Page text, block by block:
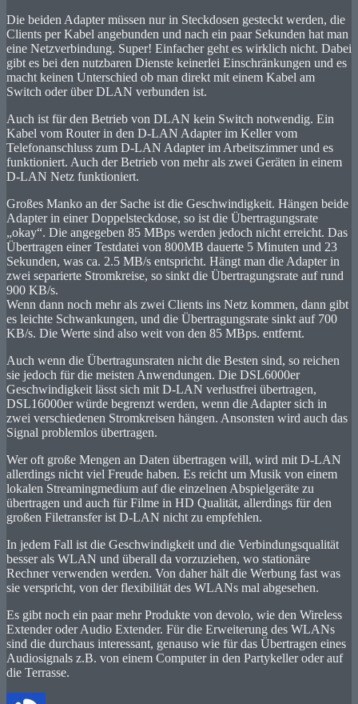
Die beiden Adapter müssen nur in Steckdosen gesteckt werden, die
Clients per Kabel angebunden und nach ein paar Sekunden hat man
eine Netzverbindung. Super! Einfacher geht es wirklich nicht. Dabei
gibt es bei den nutzbaren Dienste keinerlei Einschränkungen und es
macht keinen Unterschied ob man direkt mit einem Kabel am
Switch oder über DLAN verbunden ist.
Auch ist für den Betrieb von DLAN kein Switch notwendig. Ein
Kabel vom Router in den D-LAN Adapter im Keller vom
Telefonanschluss zum D-LAN Adapter im Arbeitszimmer und es
funktioniert. Auch der Betrieb von mehr als zwei Geräten in einem
D-LAN Netz funktioniert.
Großes Manko an der Sache ist die Geschwindigkeit. Hängen beide
Adapter in einer Doppelsteckdose, so ist die Übertragungsrate
„okay“. Die angegeben 85 MBps werden jedoch nicht erreicht. Das
Übertragen einer Testdatei von 800MB dauerte 5 Minuten und 23
Sekunden, was ca. 2.5 MB/s entspricht. Hängt man die Adapter in
zwei separierte Stromkreise, so sinkt die Übertragungsrate auf rund
900 KB/s.
Wenn dann noch mehr als zwei Clients ins Netz kommen, dann gibt
es leichte Schwankungen, und die Übertragungsrate sinkt auf 700
KB/s. Die Werte sind also weit von den 85 MBps. entfernt.
Auch wenn die Übertragunsraten nicht die Besten sind, so reichen
sie jedoch für die meisten Anwendungen. Die DSL6000er
Geschwindigkeit lässt sich mit D-LAN verlustfrei übertragen,
DSL16000er würde begrenzt werden, wenn die Adapter sich in
zwei verschiedenen Stromkreisen hängen. Ansonsten wird auch das
Signal problemlos übertragen.
Wer oft große Mengen an Daten übertragen will, wird mit D-LAN
allerdings nicht viel Freude haben. Es reicht um Musik von einem
lokalen Streamingmedium auf die einzelnen Abspielgeräte zu
übertragen und auch für Filme in HD Qualität, allerdings für den
großen Filetransfer ist D-LAN nicht zu empfehlen.
In jedem Fall ist die Geschwindigkeit und die Verbindungsqualität
besser als WLAN und überall da vorzuziehen, wo stationäre
Rechner verwenden werden. Von daher hält die Werbung fast was
sie verspricht, von der flexibilität des WLANs mal abgesehen.
Es gibt noch ein paar mehr Produkte von devolo, wie den Wireless
Extender oder Audio Extender. Für die Erweiterung des WLANs
sind die durchaus interessant, genauso wie für das Übertragen eines
Audiosignals z.B. von einem Computer in den Partykeller oder auf
die Terrasse.